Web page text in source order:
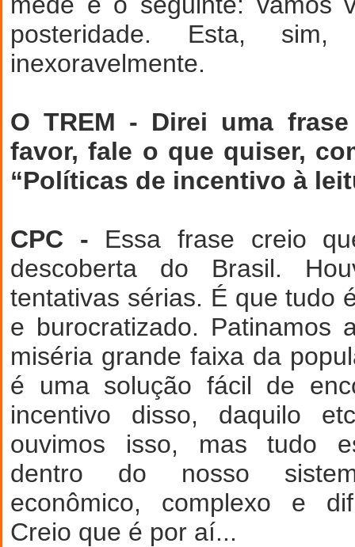
posteridade. Esta, sim,
inexoravelmente.
O TREM - Direi uma
favor, fale o que quiser,
“Políticas de incentivo à
CPC - Essa frase creio
descoberta do Brasil.
tentativas sérias. É que tudo
e burocratizado. Patinamos
miséria grande faixa da
é uma solução fácil de
incentivo disso, daquilo
ouvimos isso, mas tudo
dentro do nosso
econômico, complexo e
Creio que é por aí...